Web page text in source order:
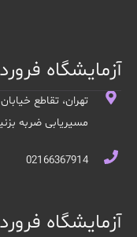
آزمایشگاه
مسیریابی ضربه
02166367914
آزمایشگاه